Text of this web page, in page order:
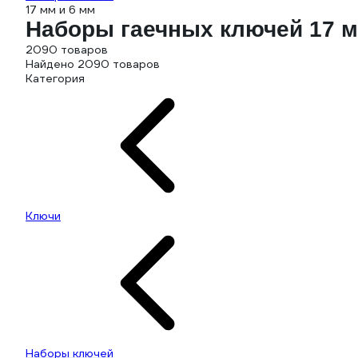
17 мм и 6 мм
Наборы гаечных ключей 17
2090 товаров
Найдено 2090 товаров
Категория
Ключи
Наборы ключей